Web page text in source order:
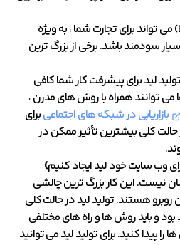
لید جنریشن (lead generation) می تواند برای تجارت شما ، به ویژه
سودمند باشد. برخی از بزرگ ترین
لید برای پیشرفت کار شما کافی
توانند همراه با روش های مدرن ،
بازاریابی در شبکه های اجتماعیبرای
کلی بیشترین تأثیر ممکن در
وب سایت خود لید ایجاد کنیم)
نیست. این کار بزرگ ترین چالشی
روبرو هستند. تولید لید در حالت کلی
و باید روش ها و راه های مختلفی
پیدا کنید. برای تولید لید می توانید